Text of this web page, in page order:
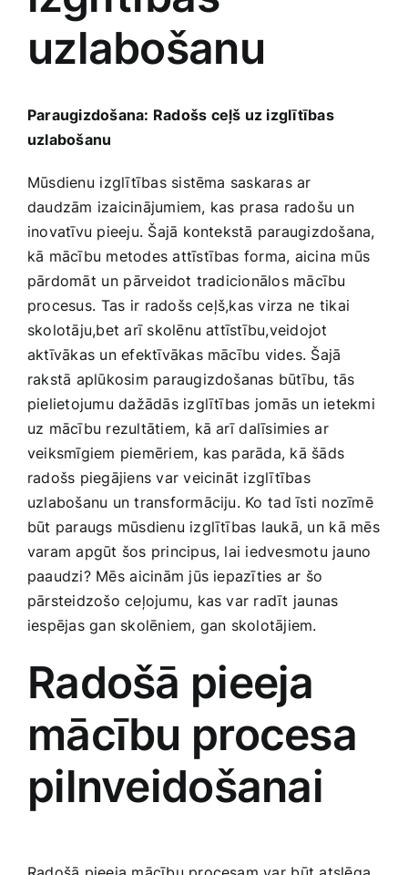
Jaunākie pārdevēji
Grāmatas
Gudrā māja
Mājai un remontam
Mājražotājiem
Mājsaimniecības preces
Mēbeles un interjers
Medicīnas preces
Mobilie telefoni, planšetdatori
Pakalpojumi
Pārtikas preces
Preces pieaugušajiem
Rotaļlietas, bērnu preces
uzlabošanu
Paraugizdošana: Radošs ceļš uz izglītības
uzlabošanu
Mūsdienu ⁤izglītības sistēma saskaras ar
daudzām izaicinājumiem, ⁢kas ⁢prasa radošu un
inovatīvu pieeju. Šajā kontekstā paraugizdošana,
kā ​mācību metodes attīstības forma, aicina mūs ​
pārdomāt⁤ un ⁢pārveidot tradicionālos mācību
procesus. ⁢Tas ir ⁢radošs ceļš,kas virza ne⁢ tikai
skolotāju,bet arī ‌skolēnu attīstību,veidojot
aktīvākas ‍un efektīvākas mācību vides. Šajā
rakstā aplūkosim paraugizdošanas ‍būtību, tās‌
pielietojumu dažādās izglītības⁤ jomās un ietekmi
uz mācību‍ rezultātiem, kā arī⁣ dalīsimies ⁢ar​
veiksmīgiem piemēriem, kas parāda, kā šāds⁢
radošs piegājiens var‌ veicināt izglītības
uzlabošanu un transformāciju. Ko⁢ tad īsti nozīmē
būt paraugs mūsdienu izglītības laukā, un ⁣kā mēs
‍varam apgūt šos principus, lai iedvesmotu‍ jauno
paaudzi? Mēs ⁣aicinām jūs iepazīties ar šo
‍pārsteidzošo ceļojumu, kas var radīt jaunas
iespējas gan skolēniem, gan skolotājiem.
Radošā pieeja
mācību procesa⁣
pilnveidošanai